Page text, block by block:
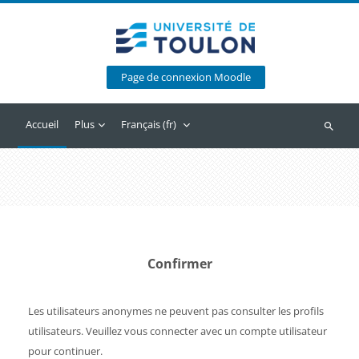
Page de connexion Moodle
Accueil Plus Français ‎(fr)‎
Confirmer
Les utilisateurs anonymes ne peuvent pas consulter les profils
utilisateurs. Veuillez vous connecter avec un compte utilisateur
pour continuer.